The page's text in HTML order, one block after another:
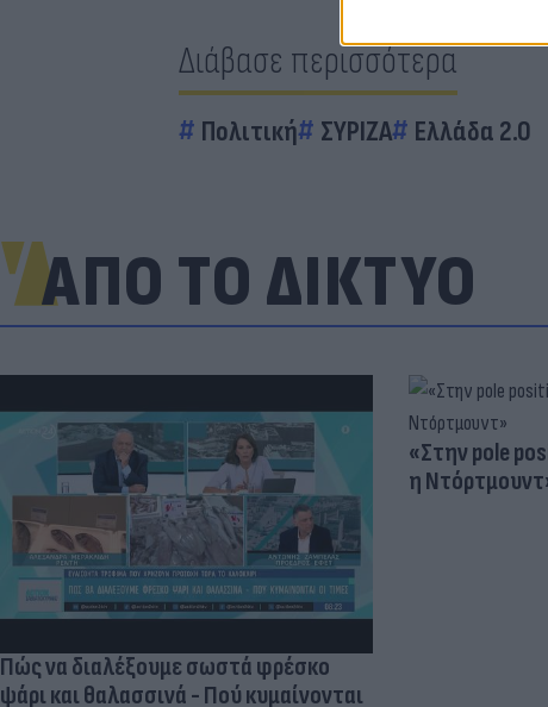
Διάβασε περισσότερα
Πολιτική ΣΥΡΙΖΑ Ελλάδα 2.0
ΑΠΟ ΤΟ ΔΙΚΤΥΟ
Πώς να διαλέξουμε σωστά φρέσκο
ψάρι και θαλασσινά - Πού κυμαίνονται
«Στην pole
η